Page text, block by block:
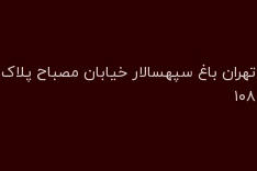
تهران باغ سپهسالار خیابان مصباح پلاک
۱۰۸